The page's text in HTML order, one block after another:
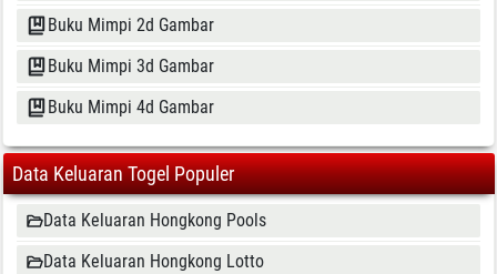
Buku Mimpi 2d Gambar
Buku Mimpi 3d Gambar
Buku Mimpi 4d Gambar
Data Keluaran Togel Populer
Data Keluaran Hongkong Pools
Data Keluaran Hongkong Lotto